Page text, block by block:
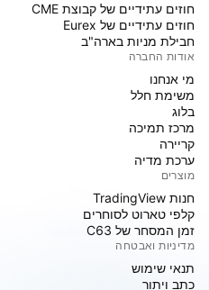
חוזים עתידיים של קבוצת CME
חוזים עתידיים של Eurex
חבילת מניות בארה"ב
אודות החברה
מי אנחנו
משימת חלל
בלוג
מרכז תמיכה
קריירה
ערכת מדיה
מוצרים
חנות TradingView
קלפי טארוט לסוחרים
זמן המסחר של C63
מדיניות ואבטחה
תנאי שימוש
כתב ויתור